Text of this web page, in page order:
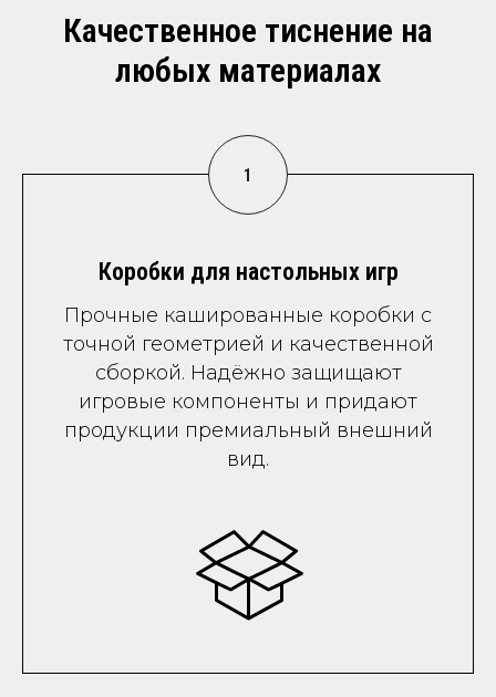
Качественное тиснение на
любых материалах
Коробки для настольных игр
Прочные кашированные коробки с
точной геометрией и качественной
сборкой. Надёжно защищают
игровые компоненты и придают
продукции премиальный внешний
вид.